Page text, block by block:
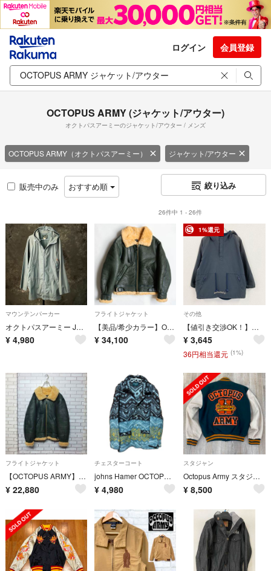
ログイン 会員登録
OCTOPUS ARMY (ジャケット/アウター)
オクトパスアーミーのジャケット/アウター / メンズ
OCTOPUS ARMY（オクトパスアーミー） ジャケット/アウター
販売中のみ おすすめ順 絞り込み
26件中 1 - 26件
マウンテンパーカー
オクトパスアーミー JOHNS HAMER マウンテンパーカー
¥ 4,980
フライトジャケット
【美品/希少カラー】OCTOPUS ARMY【B-3 ムートンボンバージャケット】40 グリーン フライト レザー ジャケット 26030198
¥ 34,100
1%還元
その他
【値引き交渉OK！】～90s OCTOPUS ARMY オクトパスアーミー ハーフジップナイロンジャケット 紺 ネイビー Mサイズ ヴィンテージ 古着
¥ 3,645
36円相当還元 (1%)
フライトジャケット
【OCTOPUS ARMY】B-3 フライトジャケット ムートン ダークグリーン
¥ 22,880
チェスターコート
johns Hamer OCTOPUS ARMY ネイティブ ジャケット
¥ 4,980
スタジャン
Octopus Army スタジャン L フルデコ
¥ 8,500